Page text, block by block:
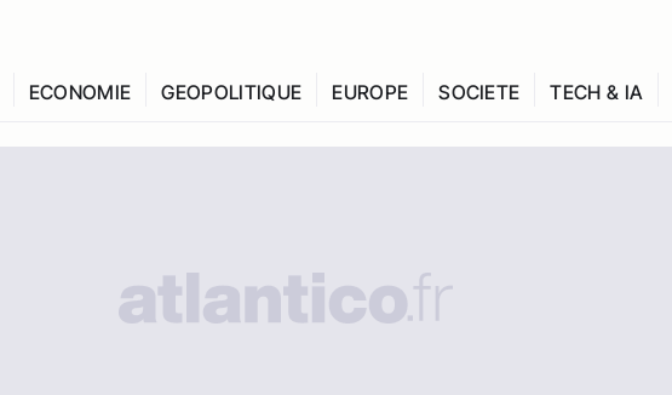
ECONOMIE GEOPOLITIQUE EUROPE SOCIETE TECH & IA